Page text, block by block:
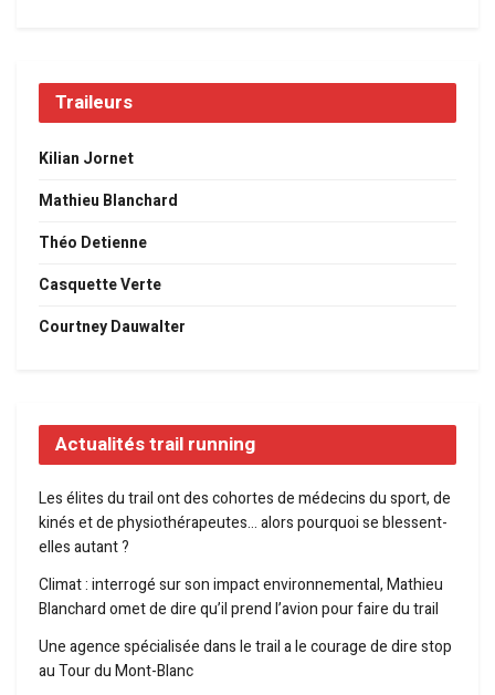
Traileurs
Kilian Jornet
Mathieu Blanchard
Théo Detienne
Casquette Verte
Courtney Dauwalter
Actualités trail running
Les élites du trail ont des cohortes de médecins du sport, de
kinés et de physiothérapeutes… alors pourquoi se blessent-
elles autant ?
Climat : interrogé sur son impact environnemental, Mathieu
Blanchard omet de dire qu’il prend l’avion pour faire du trail
Une agence spécialisée dans le trail a le courage de dire stop
au Tour du Mont-Blanc